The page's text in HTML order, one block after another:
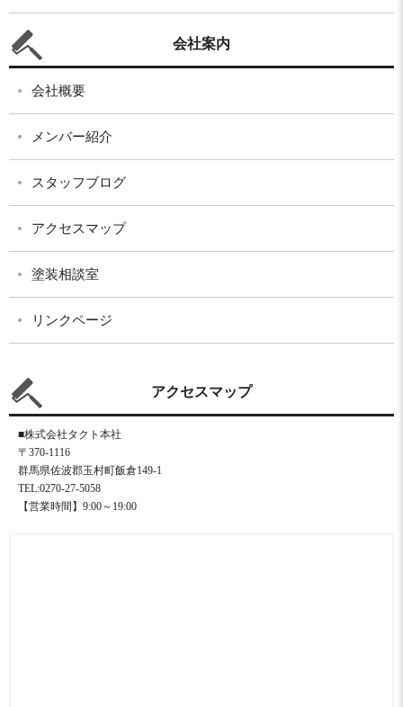
会社案内
会社概要
メンバー紹介
スタッフブログ
アクセスマップ
塗装相談室
リンクページ
アクセスマップ
■株式会社タクト本社
〒370-1116
群馬県佐波郡玉村町飯倉149-1
TEL:0270-27-5058
【営業時間】9:00～19:00